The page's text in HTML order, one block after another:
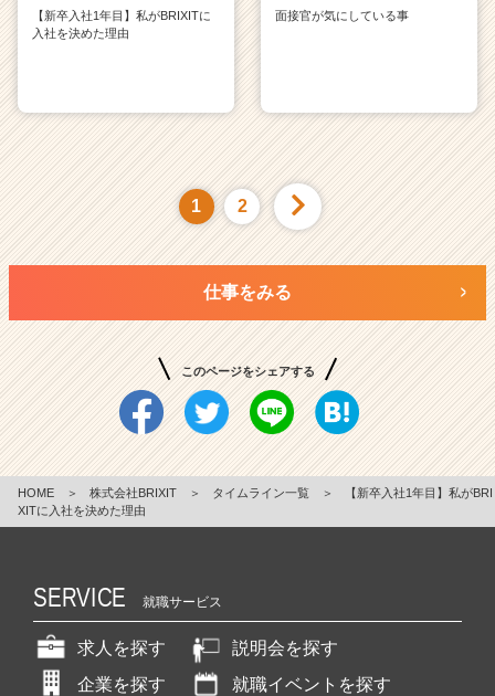
【新卒入社1年目】私がBRIXITに
入社を決めた理由
面接官が気にしている事
1 2
仕事をみる
このページをシェアする
HOME ＞ 株式会社BRIXIT ＞ タイムライン一覧 ＞
【新卒入社1年目】私がBRI
XITに入社を決めた理由
SERVICE 就職サービス
求人を探す
説明会を探す
企業を探す
就職イベントを探す